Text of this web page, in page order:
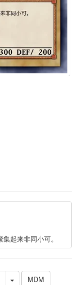
起来非同小可。
MDM